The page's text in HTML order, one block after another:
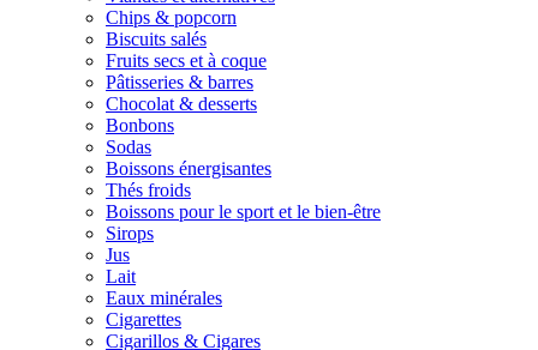
Chips & popcorn
Biscuits salés
Fruits secs et à coque
Pâtisseries & barres
Chocolat & desserts
Bonbons
Sodas
Boissons énergisantes
Thés froids
Boissons pour le sport et le bien-être
Sirops
Jus
Lait
Eaux minérales
Cigarettes
Cigarillos & Cigares